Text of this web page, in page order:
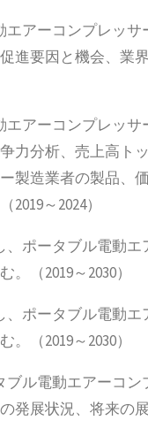
エアーコンプレッ
進要因と機会、業
エアーコンプレッ
力分析、売上高ト
製造業者の製品、
～2024）
、ポータブル電動
（2019～2030）
、ポータブル電動
（2019～2030）
ブル電動エアーコ
発展状況、将来の